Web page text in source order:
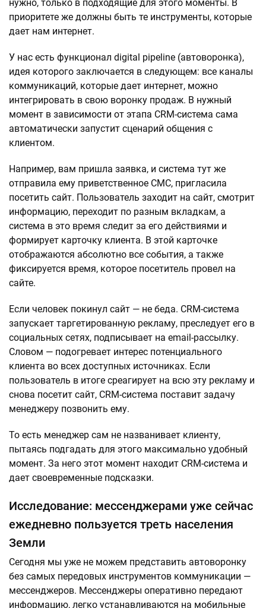
нужно, только в подходящие для этого моменты. В
приоритете же должны быть те инструменты, которые
дает нам интернет.
У нас есть функционал digital pipeline (автоворонка),
идея которого заключается в следующем: все каналы
коммуникаций, которые дает интернет, можно
интегрировать в свою воронку продаж. В нужный
момент в зависимости от этапа CRM-система сама
автоматически запустит сценарий общения с
клиентом.
Например, вам пришла заявка, и система тут же
отправила ему приветственное СМС, пригласила
посетить сайт. Пользователь заходит на сайт, смотрит
информацию, переходит по разным вкладкам, а
система в это время следит за его действиями и
формирует карточку клиента. В этой карточке
отображаются абсолютно все события, а также
фиксируется время, которое посетитель провел на
сайте.
Если человек покинул сайт — не беда. CRM-система
запускает таргетированную рекламу, преследует его в
социальных сетях, подписывает на email-рассылку.
Словом — подогревает интерес потенциального
клиента во всех доступных источниках. Если
пользователь в итоге среагирует на всю эту рекламу и
снова посетит сайт, CRM-система поставит задачу
менеджеру позвонить ему.
То есть менеджер сам не названивает клиенту,
пытаясь подгадать для этого максимально удобный
момент. За него этот момент находит CRM-система и
дает своевременные подсказки.
Исследование: мессенджерами уже сейчас
ежедневно пользуется треть населения
Земли
Сегодня мы уже не можем представить автоворонку
без самых передовых инструментов коммуникации —
мессенджеров. Мессенджеры оперативно передают
информацию, легко устанавливаются на мобильные